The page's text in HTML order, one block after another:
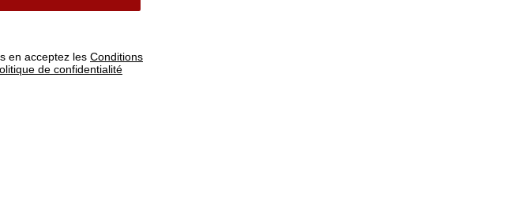
en acceptez les Conditions
de confidentialité